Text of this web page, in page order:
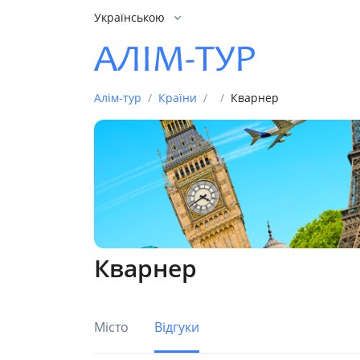
Українською
Алім-тур Країни Кварнер
Кварнер
Місто Відгуки